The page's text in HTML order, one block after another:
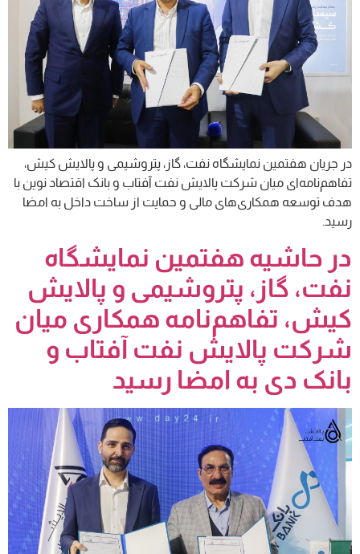
در جریان هفتمین نمایشگاه نفت، گاز، پتروشیمی و پالایش کیش،
تفاهم‌نامه‌ای میان شرکت پالایش نفت آفتاب و بانک اقتصاد نوین با
هدف توسعه همکاری‌های مالی و حمایت از ساخت داخل به امضا
رسید.
در حاشیه هفتمین نمایشگاه
نفت، گاز، پتروشیمی و پالایش
کیش، تفاهم‌نامه همکاری میان
شرکت پالایش نفت آفتاب و
بانک دی به امضا رسید